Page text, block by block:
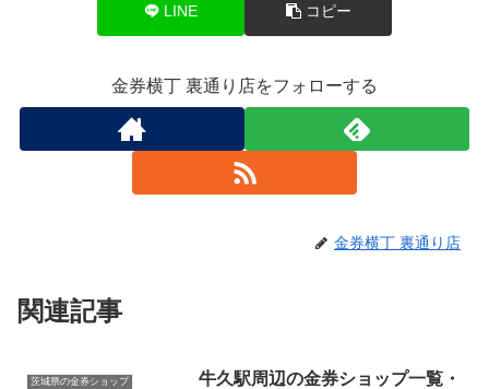
LINE コピー
金券横丁 裏通り店をフォローする
金券横丁 裏通り店
関連記事
茨城県の金券ショップ
牛久駅周辺の金券ショップ一覧・